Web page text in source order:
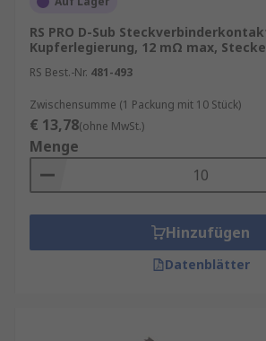
Einsatzbereiche von D-Sub
D-Sub Kontakte finden sich in einer
Anwendungen, darunter:
Industrieautomation
:
Sensorik und Aktorik
Telekommunikation:
und Datenübertragung
Medizintechnik:
Patientenüberwachung
Luft- und Raumfahrt:
RS PRO D-Sub
Kupferlegierung, 12 mΩ max,
RS Best.-Nr. 481-493
Zwischensumme (1 Packung mit 10 Stück)
€ 13,78(ohne MwSt.)
Menge
Hinzufügen
Datenblätter